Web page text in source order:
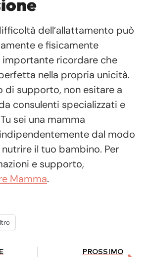
dell’allattamento può
e fisicamente
importante ricordare che
nella propria unicità.
di supporto, non esitare a
consulenti specializzati e
sei una mamma
dal modo
il tuo bambino. Per
e supporto,
Mamma.
PROSSIMO